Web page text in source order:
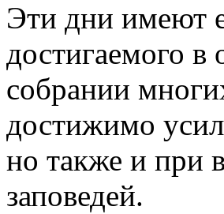
Эти дни имеют
достигаемого
собрании
достижимо
но также и при
заповедей.